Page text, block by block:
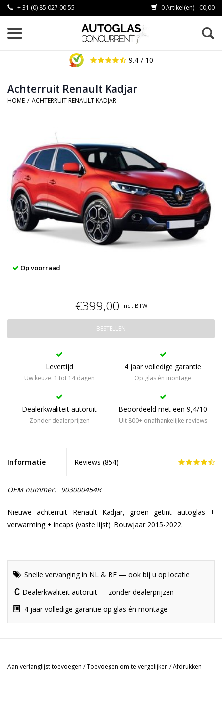
+ 31 (0) 85 027 00 55 0 Artikel(en) - €0,00
9.4 / 10
Achterruit Renault Kadjar
HOME / ACHTERRUIT RENAULT KADJAR
Op voorraad
€399,00 incl. BTW
BESTELLEN
Levertijd
Uw keuze: 1 tot 14 dagen
4 jaar volledige garantie
Op glas én montage
Dealerkwaliteit autoruit
Zonder dealerprijzen
Beoordeeld met een 9,4/10
Uit 800+ onafhankelijke reviews
Informatie Reviews (854)
OEM nummer: 903000454R
Nieuwe achterruit Renault Kadjar, groen getint autoglas +
verwarming + incaps (vaste lijst). Bouwjaar 2015-2022.
Snelle vervanging in NL & BE — ook bij u op locatie
Dealerkwaliteit autoruit — zonder dealerprijzen
4 jaar volledige garantie op glas én montage
Aan verlanglijst toevoegen /Toevoegen om te vergelijken /Afdrukken